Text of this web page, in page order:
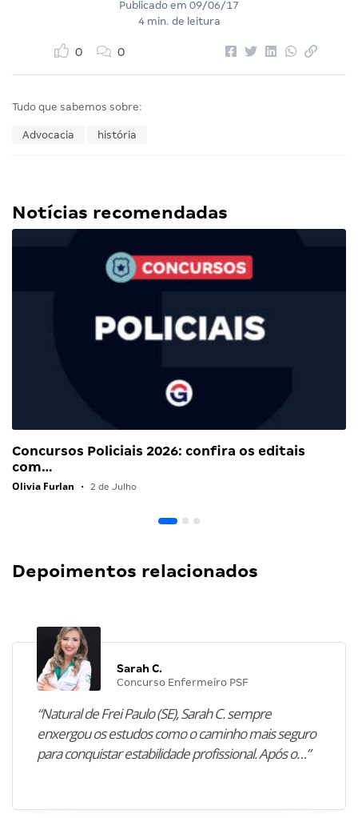
Publicado em 09/06/17
4 min. de leitura
0 0
Tudo que sabemos sobre:
Advocacia história
Notícias recomendadas
Concursos Policiais 2026: confira os editais
com…
Olivia Furlan • 2 de Julho
Depoimentos relacionados
Sarah C.
Concurso Enfermeiro PSF
“Natural de Frei Paulo (SE), Sarah C. sempre
enxergou os estudos como o caminho mais seguro
para conquistar estabilidade profissional. Após o…”